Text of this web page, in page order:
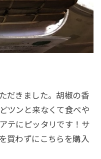
だきました。胡椒の香
ツンと来なくて食べや
テにピッタリです！サ
買わずにこちらを購入